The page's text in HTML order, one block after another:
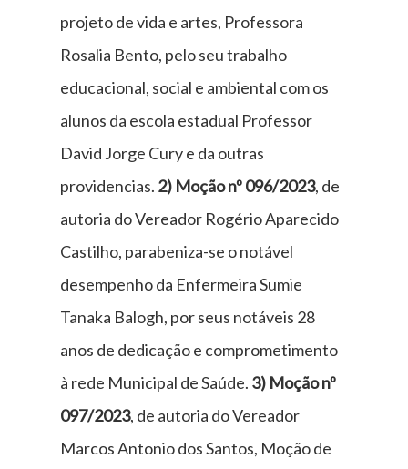
projeto de vida e artes, Professora
Rosalia Bento, pelo seu trabalho
educacional, social e ambiental com os
alunos da escola estadual Professor
David Jorge Cury e da outras
providencias. 2) Moção nº 096/2023, de
autoria do Vereador Rogério Aparecido
Castilho, parabeniza-se o notável
desempenho da Enfermeira Sumie
Tanaka Balogh, por seus notáveis 28
anos de dedicação e comprometimento
à rede Municipal de Saúde. 3) Moção nº
097/2023, de autoria do Vereador
Marcos Antonio dos Santos, Moção de